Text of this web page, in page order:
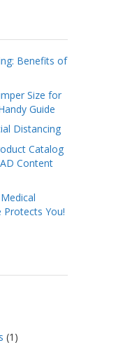
Benefits of
Size for
Guide
Distancing
Catalog
Content
Protects You!
(1)